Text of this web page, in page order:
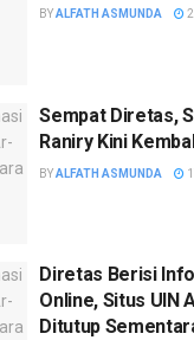
BYALFATH ASMUNDA
Sempat Diretas,
Raniry Kini
BYALFATH ASMUNDA
Diretas Berisi
Online, Situs UIN
Ditutup